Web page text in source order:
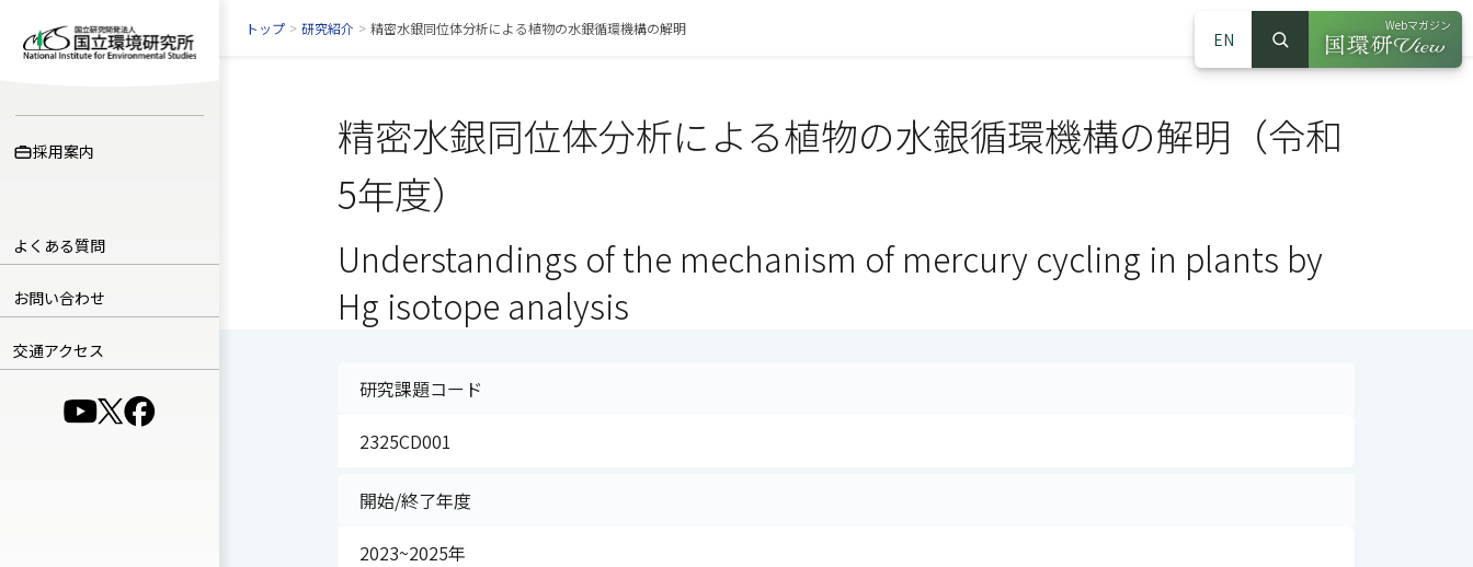
採用案内
よくある質問
お問い合わせ
交通アクセス
（別ウインドウで開きます）
（別ウインドウで開きます）
（別ウインドウで開きます）
EN
サイト内検索
検索
Webマガジン
（別ウインドウ
トップ > 研究紹介 > 精密水銀同位体分析による植物の水銀循環機構の解明
精密水銀同位体分析による植物の水銀循環機構の解明（令和
5年度）
Understandings of the mechanism of mercury cycling in plants by
Hg isotope analysis
研究課題コード
2325CD001
開始/終了年度
2023~2025年